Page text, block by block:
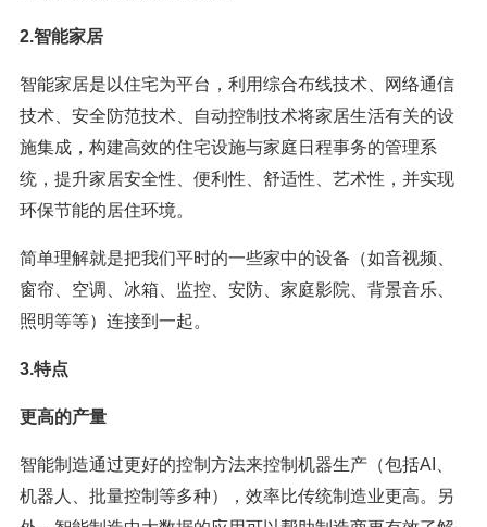
2.智能家居
智能家居是以住宅为平台，利用综合布线技术、网络通信
技术、安全防范技术、自动控制技术将家居生活有关的设
施集成，构建高效的住宅设施与家庭日程事务的管理系
统，提升家居安全性、便利性、舒适性、艺术性，并实现
环保节能的居住环境。
简单理解就是把我们平时的一些家中的设备（如音视频、
窗帘、空调、冰箱、监控、安防、家庭影院、背景音乐、
照明等等）连接到一起。
3.特点
更高的产量
智能制造通过更好的控制方法来控制机器生产（包括AI、
机器人、批量控制等多种），效率比传统制造业更高。另